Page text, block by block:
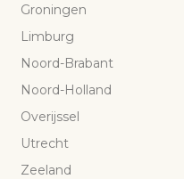
Groningen
Limburg
Noord-Brabant
Noord-Holland
Overijssel
Utrecht
Zeeland